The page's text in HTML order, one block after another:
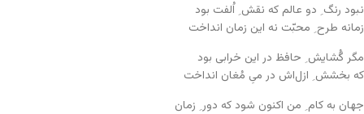
نبود رنگ ِ دو عالم که نقش ِ اُلفت بود
زمانه طرح ِ محبّت نه این زمان انداخت
مگر گُشایش ِ حافظ در این خرابی بود
که بخشش ِ ازل‌اش در میِ مُغان انداخت
جهان به کام ِ من اکنون شود که دور ِ زمان